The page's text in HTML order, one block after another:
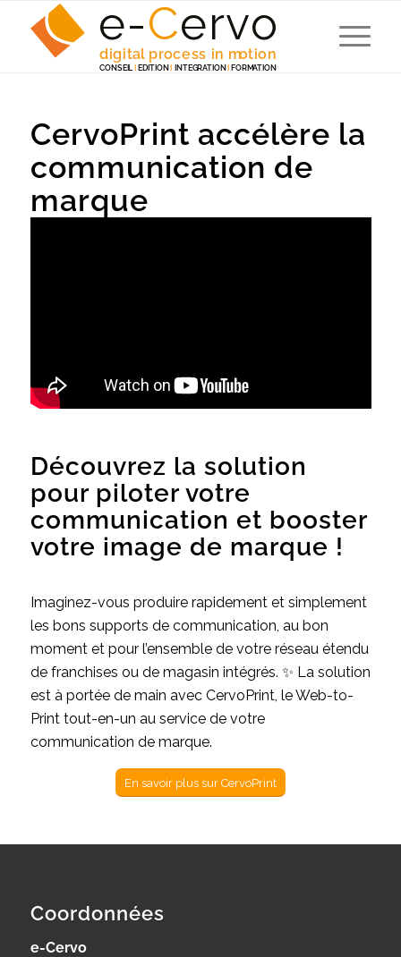
e-Cervo
digital process in motion
CONSEIL EDITION INTEGRATION FORMATION
CervoPrint accélère la
communication de
marque
Découvrez la solution
pour piloter votre
communication et booster
votre image de marque !
Imaginez-vous produire rapidement et simplement
les bons supports de communication, au bon
moment et pour l’ensemble de votre réseau étendu
de franchises ou de magasin intégrés. ✨ La solution
est à portée de main avec CervoPrint, le Web-to-
Print tout-en-un au service de votre
communication de marque.
En savoir plus sur CervoPrint
Coordonnées
e-Cervo